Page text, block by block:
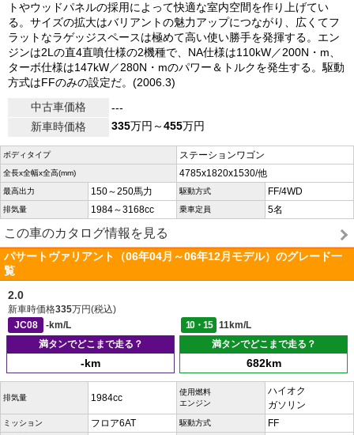
トやウッドパネルの採用によって快適な室内空間を作り上げてい
る。サイズの拡大はバリアントの魅力アップにつながり、広くてフ
ラットなラゲッジスペースは極めて高い使い勝手を発揮する。エン
ジンは2Lの直4直噴仕様の2機種で、NA仕様は110kW／200N・m、
ターボ仕様は147kW／280N・mのパワー＆トルクを発生する。駆動
方式はFFのみの設定だ。(2006.3)
中古車価格
---
新車時価格
335万円～455万円
ボディタイプ ステーションワゴン
全長x全幅x全高(mm) 4785x1820x1530/他
最高出力 150～250馬力 駆動方式 FF/4WD
排気量 1984～3168cc 乗車定員 5名
この車のカタログ情報を見る
パサートヴァリアント（06年04月～06年12月モデル）のグレード一
覧
2.0
新車時価格335万円(税込)
JC08
-km/L 10・15
11km/L
満タンでどこまで走る？
-km
満タンでどこまで走る？
682km
排気量 1984cc
使用燃料
エンジン
ハイオク
ガソリン
ミッション フロア6AT 駆動方式 FF